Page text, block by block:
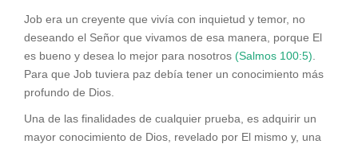
Job era un creyente que vivía con inquietud y temor, no
deseando el Señor que vivamos de esa manera, porque El
es bueno y desea lo mejor para nosotros (Salmos 100:5)
Para que Job tuviera paz debía tener un conocimiento más
profundo de Dios.
Una de las finalidades de cualquier prueba, es adquirir un
mayor conocimiento de Dios, revelado por El mismo y, una